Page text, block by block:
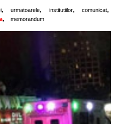
, urmatoarele, institutiilor, comunicat,
, memorandum